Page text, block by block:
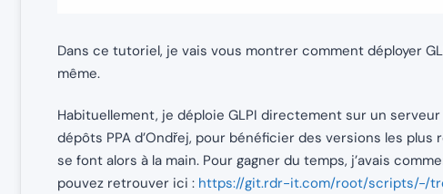
Dans ce tutoriel, je vais vous montrer comment déployer
même.
Habituellement, je déploie GLPI directement sur un
dépôts PPA d’Ondřej, pour bénéficier des versions les
se font alors à la main. Pour gagner du temps, j’avais
pouvez retrouver ici : https://git.rdr-it.com/root/scripts/-/